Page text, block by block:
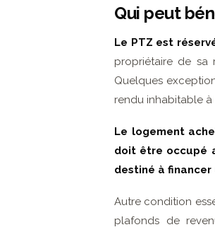
Qui peut
Le PTZ est
propriétaire de sa
Quelques
rendu inhabitable à
Le logement
doit être occupé
destiné à
Autre condition
plafonds de